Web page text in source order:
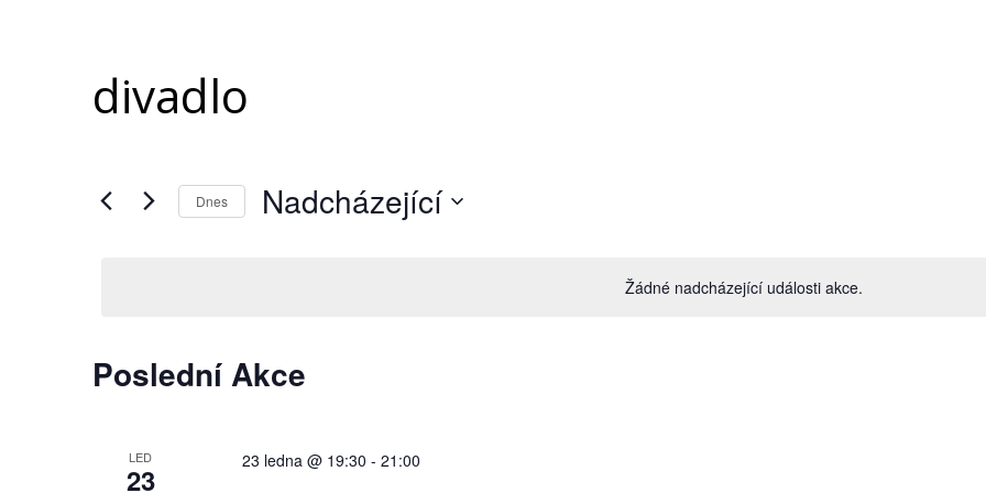
divadlo
Žádné nadcházející události akce.
Dnes Nadcházející
Poslední Akce
LED
23
23 ledna @ 19:30 - 21:00